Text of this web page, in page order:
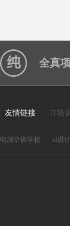
全真
友情链接 IT培训
电脑培训学校 ui设